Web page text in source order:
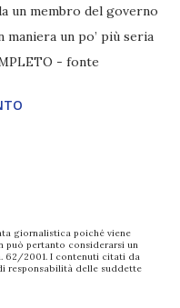
un membro del governo
un po’ più seria
- fonte
giornalistica poiché viene
può pertanto considerarsi un
62/2001. I contenuti citati da
responsabilità delle suddette